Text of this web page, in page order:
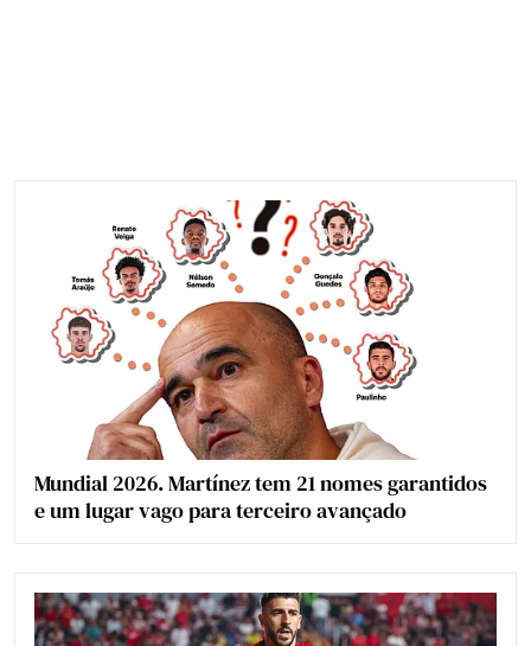
Mundial 2026. Martínez tem 21 nomes garantidos
e um lugar vago para terceiro avançado